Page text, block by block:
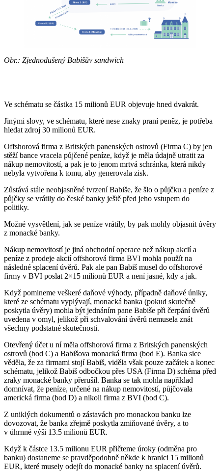
Obr.: Zjednodušený Babišův sandwich
Ve schématu se částka 15 milionů EUR objevuje hned dvakrát.
Jinými slovy, ve schématu, které nese znaky praní peněz, je potřeba
hledat zdroj 30 milionů EUR.
Offshorová firma z Britských panenských ostrovů (Firma C) by jen
stěží bance vracela půjčené peníze, když je měla údajně utratit za
nákup nemovitostí, a pak je to jenom mrtvá schránka, která nikdy
nebyla vytvořena k tomu, aby generovala zisk.
Zůstává stále neobjasněné tvrzení Babiše, že šlo o půjčku a peníze z
půjčky se vrátily do české banky ještě před jeho vstupem do
politiky.
Možné vysvětlení, jak se peníze vrátily, by pak mohly objasnit úvěry
z monacké banky.
Nákup nemovitostí je jiná obchodní operace než nákup akcií a
peníze z prodeje akcií offshorová firma BVI mohla použít na
následné splacení úvěrů. Pak ale pan Babiš musel do offshorové
firmy v BVI poslat 2×15 milionů EUR a není jasné, kdy a jak.
Když pomineme veškeré daňové výhody, případně daňové úniky,
které ze schématu vyplývají, monacká banka (pokud skutečně
poskytla úvěry) mohla být jednáním pane Babiše při čerpání úvěrů
uvedena v omyl, jelikož při schvalování úvěrů nemusela znát
všechny podstatné skutečnosti.
Otevřený účet u ní měla offshorová firma z Britských panenských
ostrovů (bod C) a Babišova monacká firma (bod E). Banka sice
věděla, že za firmami stojí Babiš, viděla však pouze začátek a konec
schématu, jelikož Babiš odbočkou přes USA (Firma D) schéma před
zraky monacké banky přerušil. Banka se tak mohla například
domnívat, že peníze, určené na nákup nemovitostí, půjčovala
americká firma (bod D) a nikoli firma z BVI (bod C).
Z uniklých dokumentů o zástavách pro monackou banku lze
dovozovat, že banka zřejmě poskytla zmiňované úvěry, a to
v úhrnné výši 13.5 milionů EUR.
Když k částce 13.5 milionu EUR přičteme úroky (odměna pro
banku) dostaneme se pravděpodobně někde k hranici 15 milionů
EUR, které musely odejít do monacké banky na splacení úvěrů.